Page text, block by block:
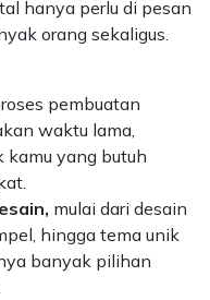
hanya perlu di pesan
orang sekaligus.
pembuatan
waktu lama,
kamu yang butuh
mulai dari desain
hingga tema unik
banyak pilihan